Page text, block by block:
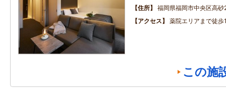
住所
福岡県福岡市中央区高砂
アクセス
薬院エリアまで徒歩
この施